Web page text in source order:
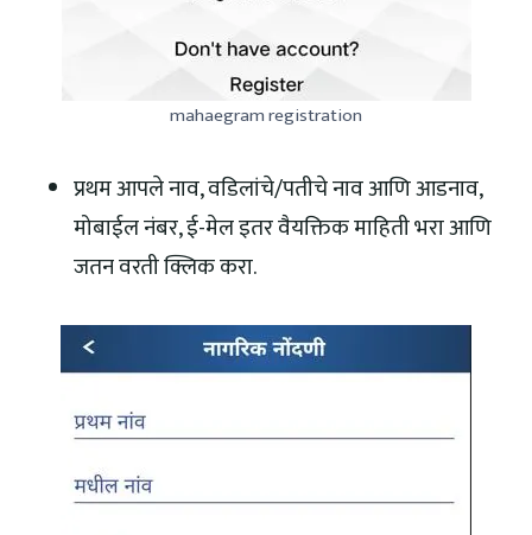
mahaegram registration
प्रथम आपले नाव, वडिलांचे/पतीचे नाव आणि आडनाव,
मोबाईल नंबर, ई-मेल इतर वैयक्तिक माहिती भरा आणि
जतन वरती क्लिक करा.